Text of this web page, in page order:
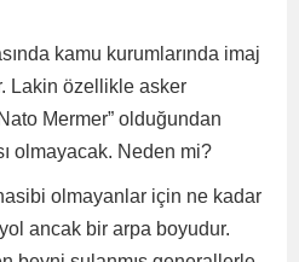
kamu kurumlarında imaj
Lakin özellikle asker
Mermer” olduğundan
olmayacak. Neden mi?
olmayanlar için ne kadar
ancak bir arpa boyudur.